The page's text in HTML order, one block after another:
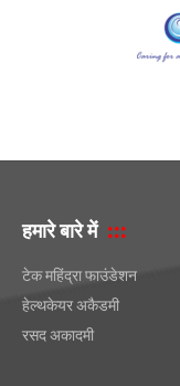
हमारे बारे में
टेक महिंद्रा फाउंडेशन
हेल्थकेयर अकैडमी
रसद अकादमी